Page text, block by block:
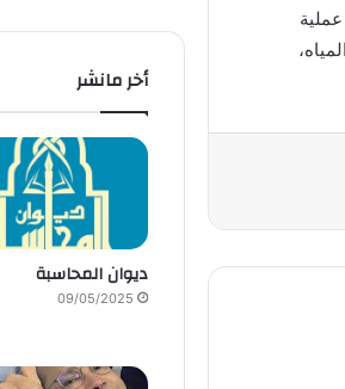
أخر مانشر
ديوان المحاسبة
09/05/2025